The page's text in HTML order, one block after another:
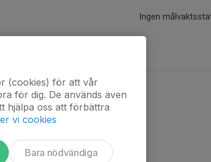
Ingen
(cookies) för att vår
för dig. De används även
hjälpa oss att förbättra
vi cookies
Bara nödvändiga